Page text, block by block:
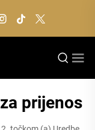
prijenos